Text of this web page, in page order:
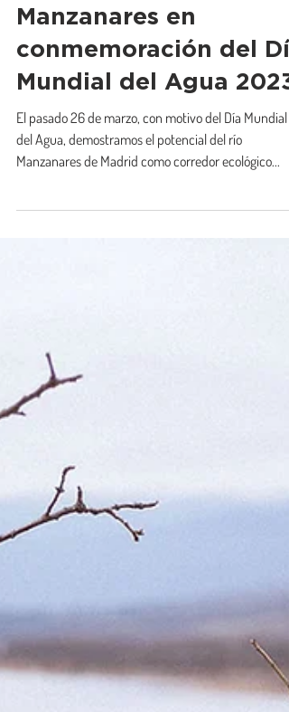
kilómetros del río
Manzanares en
conmemoración del
Mundial del Agua 2023
El pasado 26 de marzo, con motivo del Día Mundial